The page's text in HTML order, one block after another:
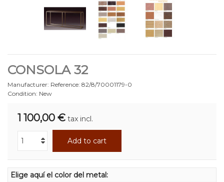
CONSOLA 32
Manufacturer: Reference: 82/8/70001179-0
Condition: New
1 100,00 € tax incl.
Add to cart
Elige aquí el color del metal: